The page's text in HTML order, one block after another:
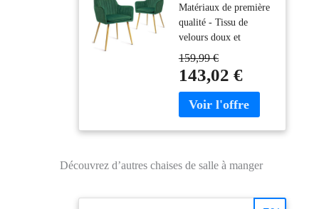
CangLong,
fauteuil moderne
avec accoudoir
pour cuisine, salle
à manger et
salon, chaise de
cuisine en velours
avec pieds dorés,
vert marine
Matériaux de première
qualité - Tissu de
velours doux et
magnifique, très
délicat au toucher et
n'irritant pas les
personnes à la peau
sensible. Conception
éponge douce et
en hauteur, réduisant la
159,99 €
143,02 €
Découvrez d’autres chaises de salle à manger